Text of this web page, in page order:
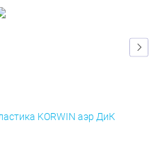
KORWIN аэр ДиК